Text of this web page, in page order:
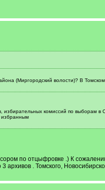
(Миргородский волости)? В
комиссий по выборам
избранным
по отцыфровке .) К
архивов . Томского,